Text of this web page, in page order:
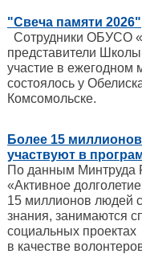
"Свеча памяти 2026"
Сотрудники ОБУСО
представители Школы
участие в ежегодном
состоялось у
Комсомольске.
Более 15
участвуют в
По данным Минтруда
«Активное
15 миллионов людей
знания, занимаются
социальных проектах
в качестве